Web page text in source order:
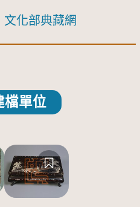
文化部典藏網
檔單位